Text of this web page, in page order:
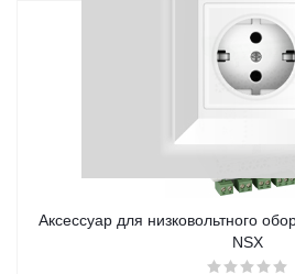
Аксессуар для низковольтного
NSX